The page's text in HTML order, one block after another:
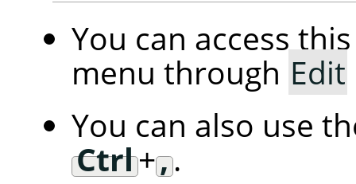
You can access
menu through Edit
You can also use
Ctrl+,.